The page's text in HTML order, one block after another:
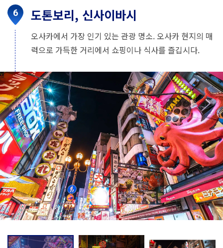
도톤보리, 신사이바시
오사카에서 가장 인기 있는 관광 명소. 오사카 현지의 매
력으로 가득한 거리에서 쇼핑이나 식사를 즐깁시다.